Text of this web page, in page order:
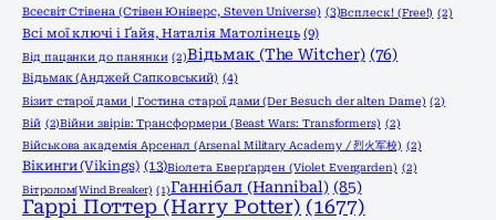
Всесвіт Стівена (Стівен Юніверс, Steven Universe) (3)Всплеск! (Free!) (2)
Всі мої ключі і Ґайя, Наталія Матолінець (9)
Від пацанки до панянки (2)Відьмак (The Witcher) (76)
Відьмак (Анджей Сапковський) (4)
Візит старої дами | Гостина старої дами (Der Besuch der alten Dame) (2)
Вій (2)Війни звірів: Трансформери (Beast Wars: Transformers) (2)
Військова академія Арсенал (Arsenal Military Academy / 烈火军校) (2)
Вікинги (Vikings) (13)Віолета Еверґарден (Violet Evergarden) (2)
Вітролом(Wind Breaker) (1)Ганнібал (Hannibal) (85)
Гаррі Поттер (Harry Potter) (1677)